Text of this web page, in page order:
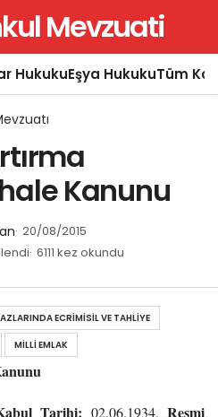
Mevzuati
HukukuEşya HukukuTüm
Kanunu
20/08/2015
6111 kez okundu
Tarihi: 02.06.1934,Resmi
ECRIMISIL VE TAHLIYE
MILLI EMLAK